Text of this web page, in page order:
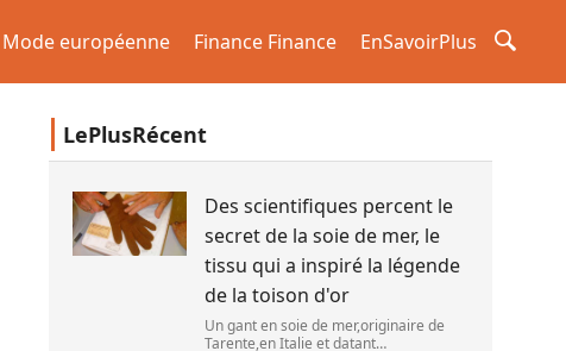
Mode européenne Finance Finance EnSavoirPlus
LePlusRécent
Des scientifiques percent le
secret de la soie de mer, le
tissu qui a inspiré la légende
de la toison d'or
Un gant en soie de mer,originaire de
Tarente,en Italie et datant